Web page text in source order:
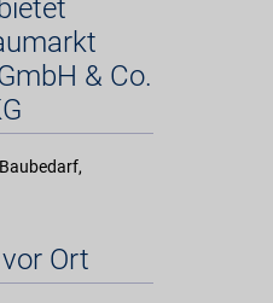
& Co.
Ort